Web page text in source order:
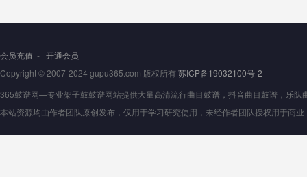
会员充值 - 开通会员
Copyright © 2007-2024 gupu365.com 版权所有苏ICP备19032100号-2
365鼓谱网—专业架子鼓鼓谱网站提供大量高清流行曲目鼓谱，抖音曲目鼓谱，乐
本站资源均由作者团队原创发布，仅用于学习研究使用，未经作者团队授权用于商